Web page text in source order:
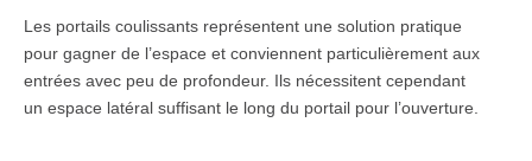
Les portails coulissants représentent une solution pratique
pour gagner de l’espace et conviennent particulièrement aux
entrées avec peu de profondeur. Ils nécessitent cependant
un espace latéral suffisant le long du portail pour l’ouverture.